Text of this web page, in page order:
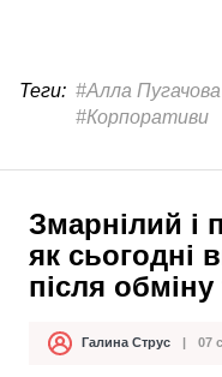
Теги: #Алла Пугачова
#Корпоративи